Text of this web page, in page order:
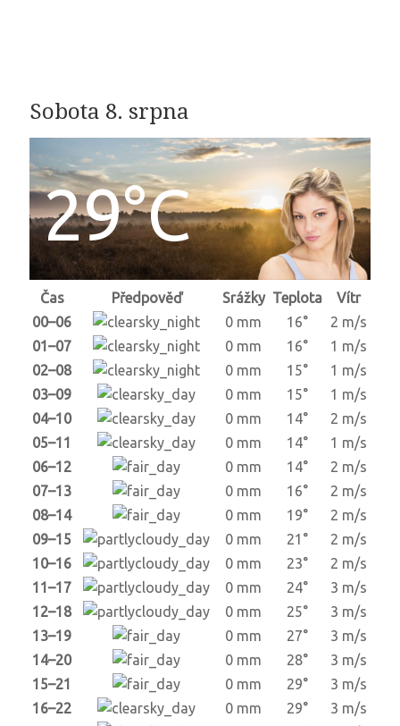
Sobota 8. srpna
29°C
Čas Předpověď Srážky Teplota
Vítr
00–06
0 mm 16°
2 m/s
01–07
0 mm 16°
1 m/s
02–08
0 mm 15°
1 m/s
03–09
0 mm 15°
1 m/s
04–10
0 mm 14°
2 m/s
05–11
0 mm 14°
1 m/s
06–12
0 mm 14°
2 m/s
07–13
0 mm 16°
2 m/s
08–14
0 mm 19°
2 m/s
09–15
0 mm 21°
2 m/s
10–16
0 mm 23°
2 m/s
11–17
0 mm 24°
3 m/s
12–18
0 mm 25°
3 m/s
13–19
0 mm 27°
3 m/s
14–20
0 mm 28°
3 m/s
15–21
0 mm 29°
3 m/s
16–22
0 mm 29°
3 m/s